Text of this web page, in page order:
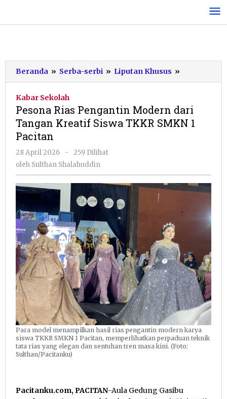
konten
Beranda » Serba-serbi » Liputan Khusus »
Rias
dari
Tangan
1
Pacitan
Kabar Sekolah
Pesona Rias Pengantin Modern dari
Tangan Kreatif Siswa TKKR SMKN 1
Pacitan
28 April 2026
oleh
Sulthan
-
259 Dilihat
oleh Sulthan Shalahuddin
Para model menampilkan hasil rias pengantin modern karya
siswa TKKR SMKN 1 Pacitan, memperlihatkan perpaduan teknik
tata rias yang elegan dan sentuhan tren masa kini. (Foto:
Sulthan/Pacitanku)
Pacitanku.com, PACITAN-Aula Gedung Gasibu